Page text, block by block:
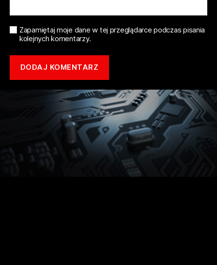
Zapamiętaj moje dane w tej przeglądarce podczas pisania
kolejnych komentarzy.
Copyright © 2021 mototune.com.pl |Polityka prywatności| Stworzone w
ramachatwi.pl